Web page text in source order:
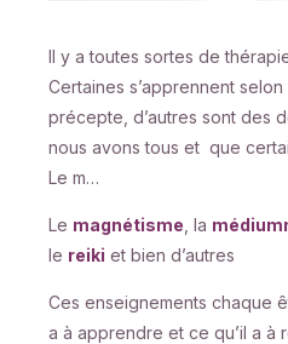
Il y a toutes sortes de
Certaines s’apprennent
précepte, d’autres sont des
nous avons tous et que
Le m…
Le magnétisme , la
le reiki et bien d’autres
Ces enseignements chaque
a à apprendre et ce qu’il a à